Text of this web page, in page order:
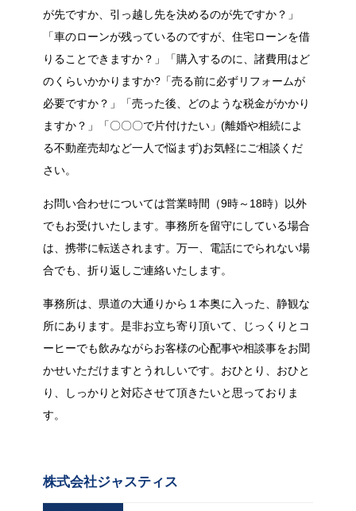
が先ですか、引っ越し先を決めるのが先ですか？」
「車のローンが残っているのですが、住宅ローンを借
りることできますか？」「購入するのに、諸費用はど
のくらいかかりますか?「売る前に必ずリフォームが
必要ですか？」「売った後、どのような税金がかかり
ますか？」「〇〇〇で片付けたい」(離婚や相続によ
る不動産売却など一人で悩まず)お気軽にご相談くだ
さい。
お問い合わせについては営業時間（9時～18時）以外
でもお受けいたします。事務所を留守にしている場合
は、携帯に転送されます。万一、電話にでられない場
合でも、折り返しご連絡いたします。
事務所は、県道の大通りから１本奥に入った、静観な
所にあります。是非お立ち寄り頂いて、じっくりとコ
ーヒーでも飲みながらお客様の心配事や相談事をお聞
かせいただけますとうれしいです。おひとり、おひと
り、しっかりと対応させて頂きたいと思っておりま
す。
株式会社ジャスティス